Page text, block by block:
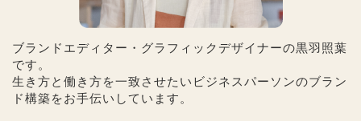
ブランドエディター・グラフィックデザイナーの黒羽照葉
です。
生き方と働き方を一致させたいビジネスパーソンのブラン
ド構築をお手伝いしています。